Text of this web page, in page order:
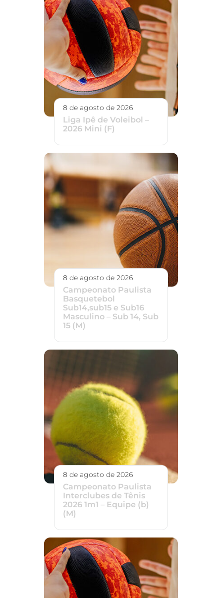
8 de agosto de 2026
Liga Ipê de Voleibol –
2026 Mini (F)
8 de agosto de 2026
Campeonato Paulista
Basquetebol
Sub14,sub15 e Sub16
Masculino – Sub 14, Sub
15 (M)
8 de agosto de 2026
Campeonato Paulista
Interclubes de Tênis
2026 1m1 – Equipe (b)
(M)